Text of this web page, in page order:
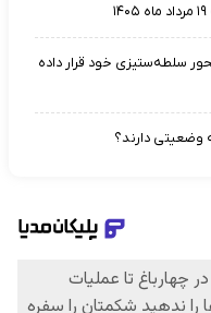
سلطه‌ستیزی خود قرار داده
وضعیتی دارند؟